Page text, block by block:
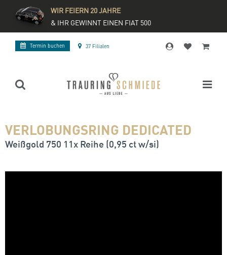
WIR FEIERN 20 JAHRE
& IHR GEWINNT EINEN FIAT 500
Termin buchen 37 Filialen
VERLOBUNGSRING DEDICATED
Weißgold 750 11x Reihe (0,95 ct w/si)